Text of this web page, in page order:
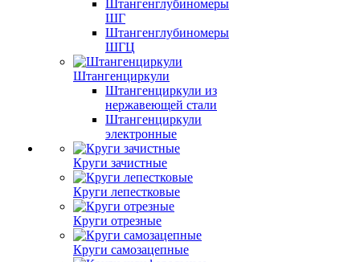
Штангенглубиномеры
ШГ
Штангенглубиномеры
ШГЦ
Штангенциркули
Штангенциркули из
нержавеющей стали
Штангенциркули
электронные
Круги зачистные
Круги лепестковые
Круги отрезные
Круги самозацепные